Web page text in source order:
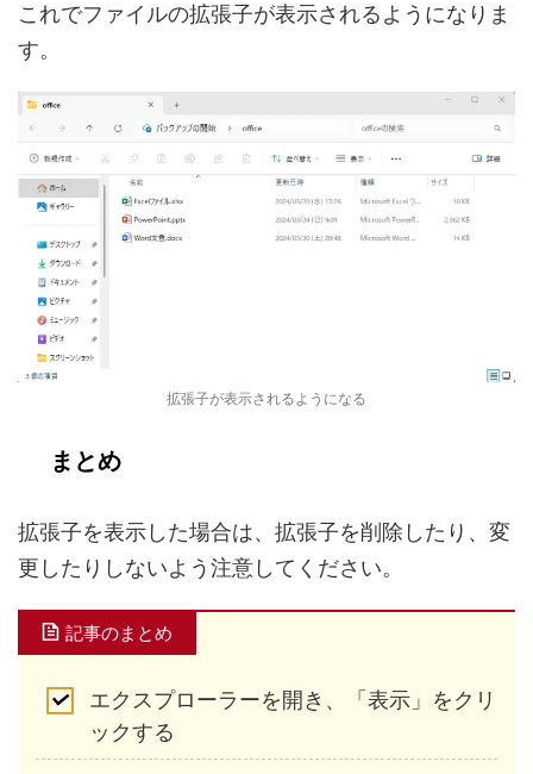
これでファイルの拡張子が表示されるようになりま
す。
拡張子が表示されるようになる
まとめ
拡張子を表示した場合は、拡張子を削除したり、変
更したりしないよう注意してください。
記事のまとめ
エクスプローラーを開き、「表示」をクリ
ックする